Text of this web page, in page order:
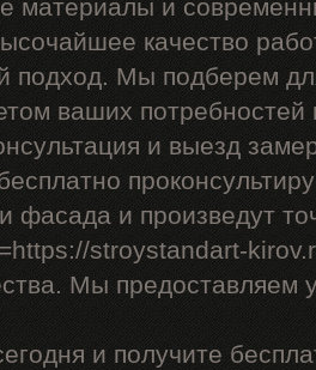
материалы и
качество
подход. Мы подберем
ваших
и выезд
фасада и произведут
stroystandart-
Мы предоставляем
и получите